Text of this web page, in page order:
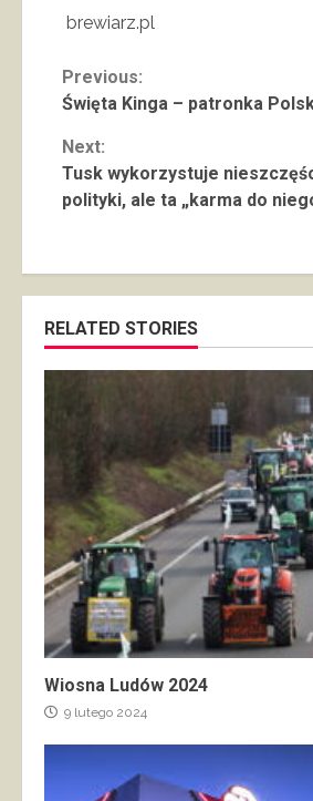
brewiarz.pl
Continue
Previous:
Święta Kinga – patronka
Next:
Tusk wykorzystuje
polityki, ale ta „karma do
RELATED STORIES
Wiosna Ludów 2024
9 lutego 2024